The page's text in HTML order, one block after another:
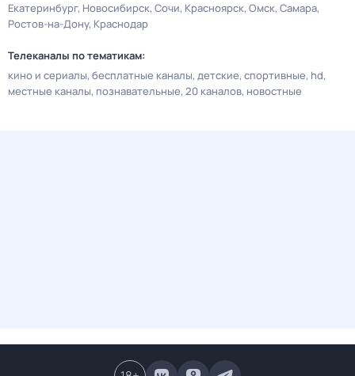
Екатеринбург Новосибирск Сочи Красноярск Омск Самара
Ростов-на-Дону Краснодар
Телеканалы по тематикам:
кино и сериалы бесплатные каналы детские спортивные hd
местные каналы познавательные 20 каналов новостные